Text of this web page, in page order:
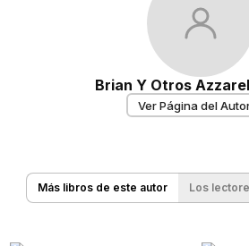
Brian Y Otros
Ver Página del
Más libros de este autor Los